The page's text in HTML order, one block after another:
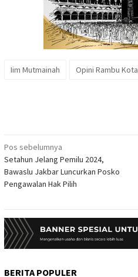
Iim Mutmainah Opini Rambu Kota
Navigasi
pos
Pos sebelumnya
Setahun Jelang Pemilu 2024,
Bawaslu Jakbar Luncurkan Posko
Pengawalan Hak Pilih
BERITA POPULER